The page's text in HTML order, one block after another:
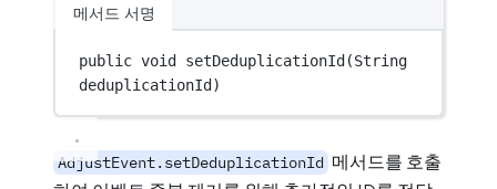
메서드 서명
public void setDeduplicationId (String
deduplicationId)
AdjustEvent.setDeduplicationId 메서드를 호출